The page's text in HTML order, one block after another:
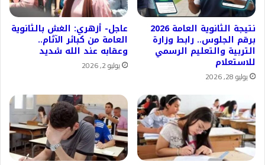
نتيجة الثانوية العامة 2026
برقم الجلوس.. رابط وزارة
التربية والتعليم الرسمي
للاستعلام
يوليو 28, 2026
عاجل- أزهري: الغش بالثانوية
العامة من كبائر الآثام..
وعقابه عند الله شديد
يوليو 2, 2026